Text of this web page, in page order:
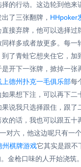
的行动。这边轮到他
了三张翻牌， HHpoker
接弃牌，他可以选择
样多或者放更多。每
了青蛙它想夹住它，加
开下一张牌，掀掉一
上德州扑克一毛俱乐部每
果想下注，可以再下
说我只选择跟住，跟
的话，我也可以跟五
对六，他这边呢只有
州棋牌游戏它其实是跟不
金枪口味的人开始浇